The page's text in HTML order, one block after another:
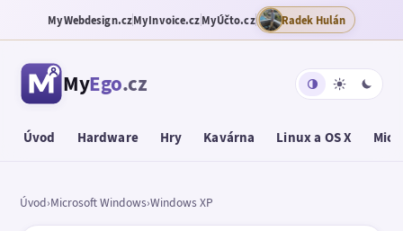
MyWebdesign.czMyInvoice.czMyÚčto.cz Radek Hulán
MyEgo.cz
Úvod Hardware Hry Kavárna Linux a OS X
Úvod›Microsoft Windows›Windows XP